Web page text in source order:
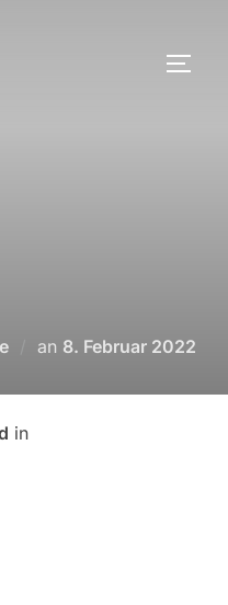
an Veröffentlicht
8. Februar 2022
in